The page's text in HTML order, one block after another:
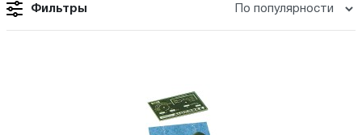
Фильтры